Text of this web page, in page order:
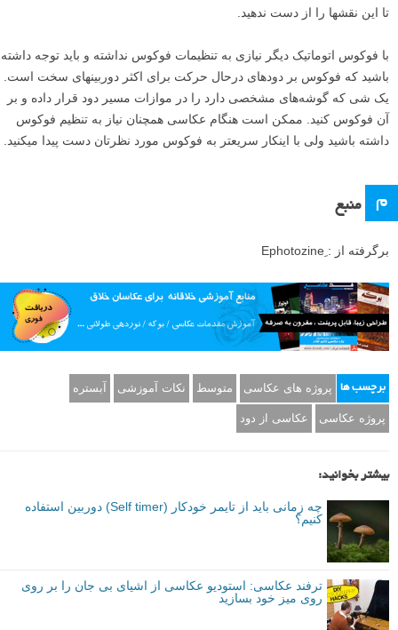
تا این نقشها را از دست ندهید.
با فوکوس اتوماتیک دیگر نیازی به تنظیمات فوکوس نداشته و باید توجه داشته
باشید که فوکوس بر دودهای درحال حرکت برای اکثر دوربینهای سخت است.
یک شی که گوشه‌های مشخصی دارد را در موازات مسیر دود قرار داده و بر
آن فوکوس کنید. ممکن است هنگام عکاسی همچنان نیاز به تنظیم فوکوس
داشته باشید ولی با اینکار سریعتر به فوکوس مورد نظرتان دست پیدا میکنید.
م منبع
برگرفته از : ِEphotozine
برچسب ها پروژه های عکاسی متوسط نکات آموزشی آبستره
پروژه عکاسی عکاسی از دود
بیشتر بخوانید:
چه زمانی باید از تایمر خودکار (Self timer) دوربین استفاده
کنیم؟
ترفند عکاسی: استودیو عکاسی از اشیای بی جان را بر روی
روی میز خود بسازید